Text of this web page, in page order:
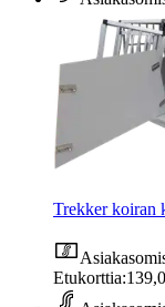
Trekker koiran
Etukorttia: